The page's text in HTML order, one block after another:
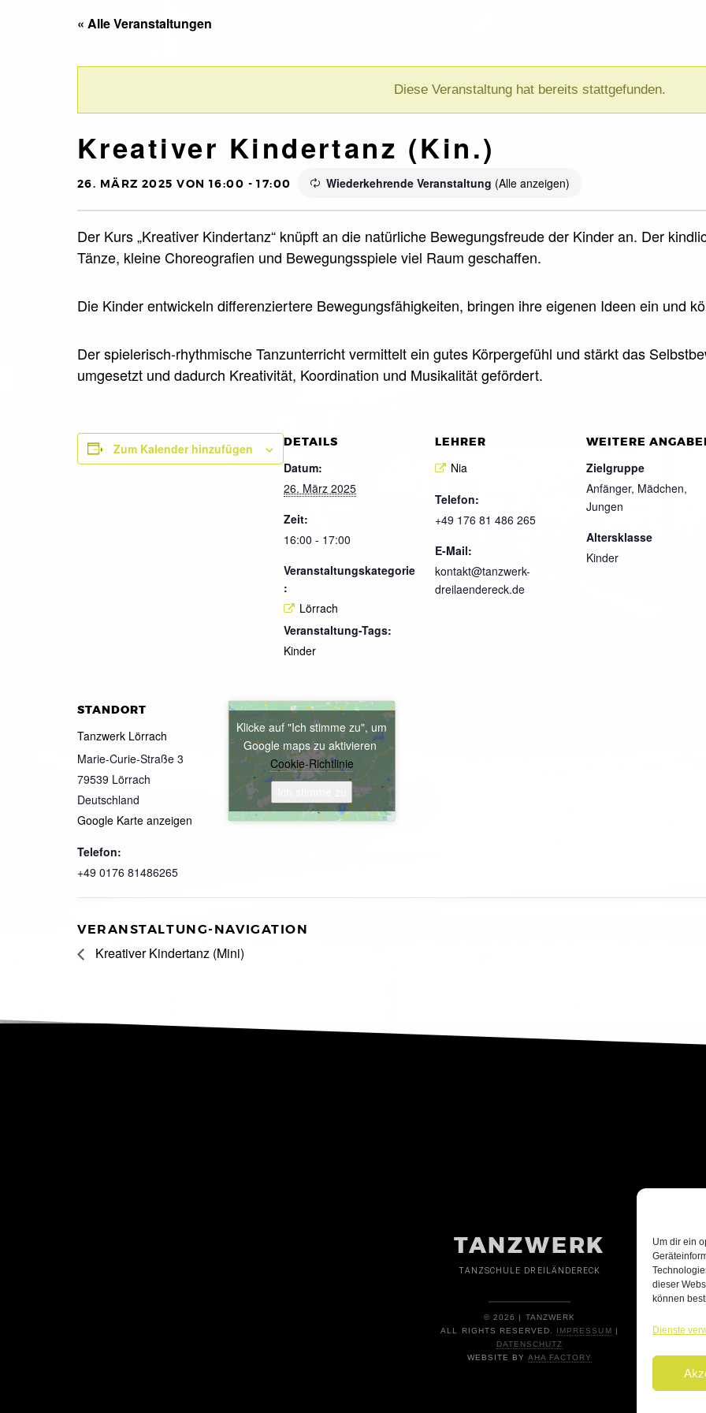
Um dir ein
dieser
können
Dienste
« Alle Veranstaltungen
Diese Veranstaltung hat bereits stattgefunden.
Kreativer Kindertanz (Kin.)
26. MÄRZ 2025 VON 16:00 -17:00 Wiederkehrende Veranstaltung (Alle anzeigen)
Der Kurs „Kreativer Kindertanz“ knüpft an die natürliche Bewegungsfreude der Kinder an. Der
Tänze, kleine Choreografien und Bewegungsspiele viel Raum geschaffen.
Die Kinder entwickeln differenziertere Bewegungsfähigkeiten, bringen ihre eigenen Ideen ein und
Der spielerisch-rhythmische Tanzunterricht vermittelt ein gutes Körpergefühl und stärkt das
umgesetzt und dadurch Kreativität, Koordination und Musikalität gefördert.
Zum Kalender hinzufügen DETAILS
Datum:
26. März 2025
Zeit:
16:00 - 17:00
Veranstaltungskategorie
:
Lörrach
Veranstaltung-Tags:
Kinder
LEHRER
Nia
Telefon:
+49 176 81 486 265
E-Mail:
kontakt@tanzwerk-
dreilaendereck.de
WEITERE
Zielgruppe
Anfänger, Mädchen,
Jungen
Altersklasse
Kinder
STANDORT
Tanzwerk Lörrach
Marie-Curie-Straße 3
79539 Lörrach
Deutschland
Google Karte anzeigen
Telefon:
+49 0176 81486265
Klicke auf "Ich stimme zu", um
Google maps zu aktivieren
Cookie-Richtlinie
VERANSTALTUNG-NAVIGATION
Kreativer Kindertanz (Mini)
TANZWERK
TANZSCHULE DREILÄNDERECK
© 2026 | TANZWERK
ALL RIGHTS RESERVED. IMPRESSUM |
DATENSCHUTZ
WEBSITE BY AHA FACTORY